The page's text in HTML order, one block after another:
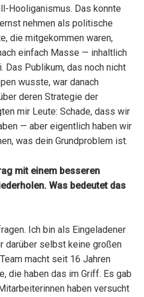
Hooliganismus. Das konnte
nehmen als politische
die mitgekommen waren,
einfach Masse — inhaltlich
Das Publikum, das noch nicht
wusste, war danach
deren Strategie der
mir Leute: Schade, dass wir
— aber eigentlich haben wir
was dein Grundproblem ist.
mit einem besseren
Was bedeutet das
Ich bin als Eingeladener
darüber selbst keine großen
macht seit 16 Jahren
die haben das im Griff. Es gab
haben versucht